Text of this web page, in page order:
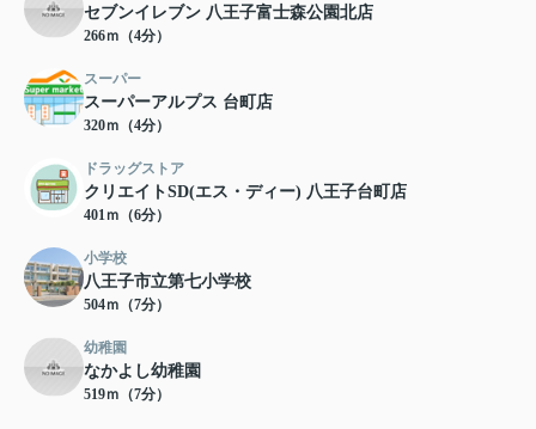
セブンイレブン 八王子富士森公園北店
266ｍ（4分）
スーパー
スーパーアルプス 台町店
320ｍ（4分）
ドラッグストア
クリエイトSD(エス・ディー) 八王子台町店
401ｍ（6分）
小学校
八王子市立第七小学校
504ｍ（7分）
幼稚園
なかよし幼稚園
519ｍ（7分）